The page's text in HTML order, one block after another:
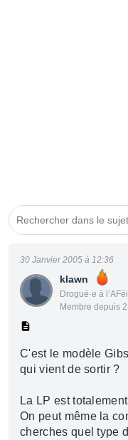
klawn
Drogué·e à
Membre depuis
30 Janvier 2005 à 12:36
C'est le modèle
qui vient de sortir ?
La LP est
On peut même la
cherches quel type